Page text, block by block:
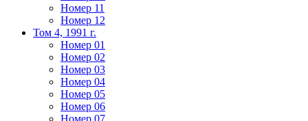
Номер 11
Номер 12
Том 4, 1991 г.
Номер 01
Номер 02
Номер 03
Номер 04
Номер 05
Номер 06
Номер 07